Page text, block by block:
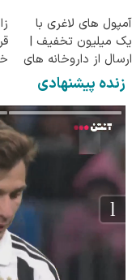
آمپول های لاغری با
یک میلیون تخفیف |
ارسال از داروخانه های
معتبر
زنده پیشنهادی